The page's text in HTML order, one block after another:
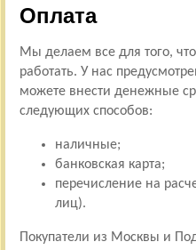
Оплата
Мы делаем все для того,
работать. У нас
можете внести денежные
следующих способов:
наличные;
банковская карта;
перечисление на
лиц).
Покупатели из Москвы и